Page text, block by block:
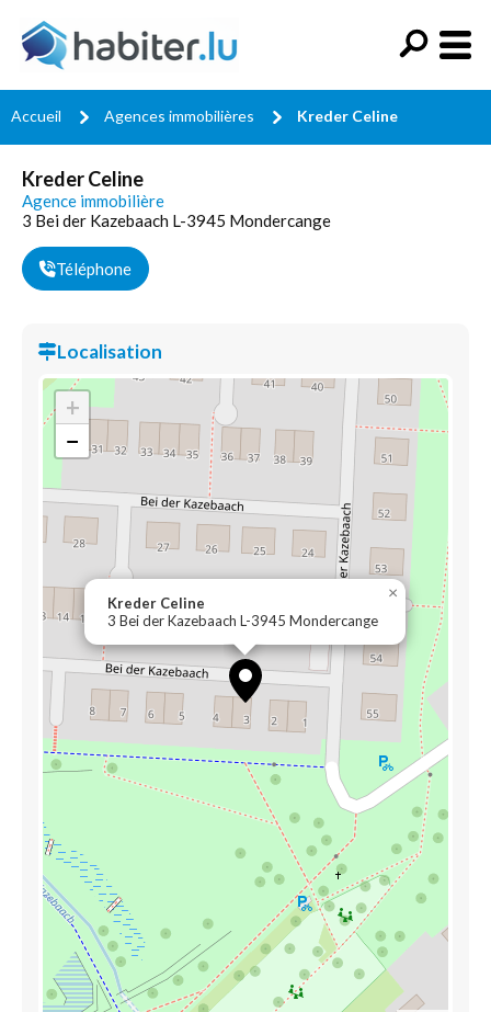
Accueil Agences immobilières Kreder Celine
Kreder Celine
Agence immobilière
3 Bei der Kazebaach L-3945 Mondercange
Téléphone
Localisation
Kreder Celine
3 Bei der Kazebaach L-3945 Mondercange
×
+
−